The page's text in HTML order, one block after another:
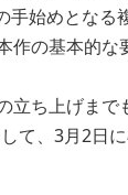
手始めとなる
作の基本的な
立ち上げまで
て、3月2日